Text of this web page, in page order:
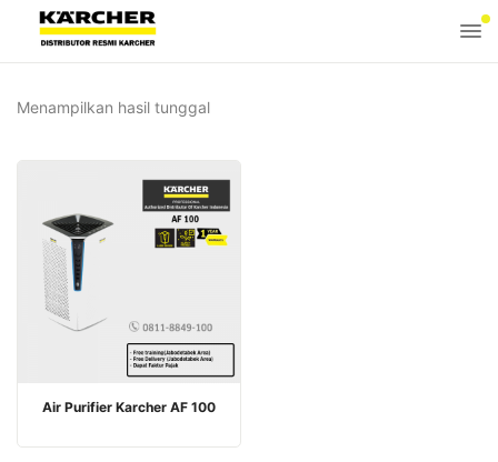
Menampilkan hasil tunggal
Air Purifier Karcher AF 100